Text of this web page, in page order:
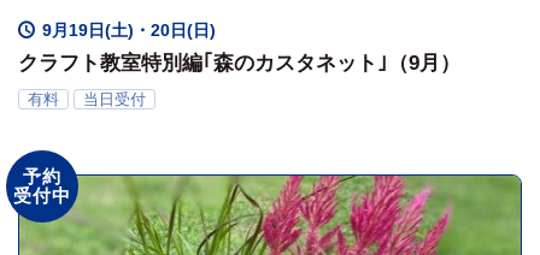
9月19日(土)・20日(日)
クラフト教室特別編｢森のカスタネット｣（9月）
有料 当日受付
予約
受付中